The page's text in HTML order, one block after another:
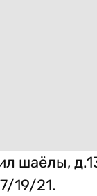
шаёлы,
19/21.